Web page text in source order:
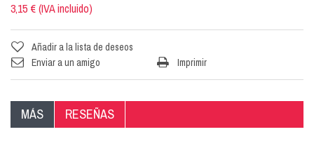
3,15 € (IVA incluido)
Añadir a la lista de deseos
Enviar a un amigo
Imprimir
MÁS RESEÑAS